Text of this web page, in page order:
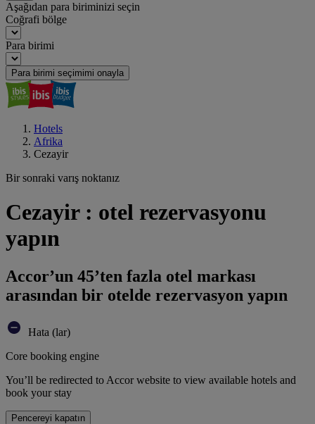
Aşağıdan para biriminizi seçin
Coğrafi bölge
Para birimi
Para birimi seçimimi onayla
Hotels
Afrika
Cezayir
Bir sonraki varış noktanız
Cezayir : otel rezervasyonu
yapın
Accor’un 45’ten fazla otel markası
arasından bir otelde rezervasyon yapın
Hata (lar)
Core booking engine
You’ll be redirected to Accor website to view available hotels and
book your stay
Pencereyi kapatın